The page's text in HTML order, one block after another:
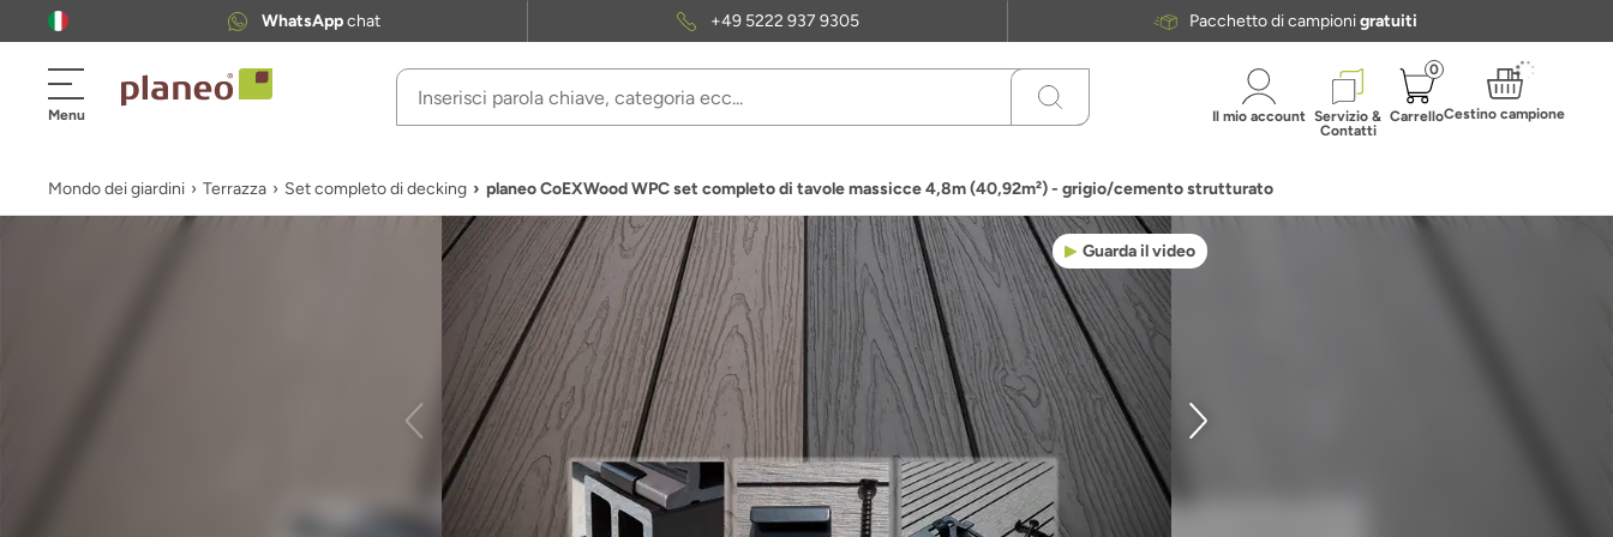
WhatsAppchat +49 5222 937 9305 Pacchetto di campionigratuiti
Menu Il mio account Servizio &
Contatti
0
CarrelloCestino campione
Mondo dei giardini Terrazza Set completo di decking planeo CoEXWood WPC set completo di tavole massicce 4,8m (40,92m²) - grigio/cemento strutturato
Guarda il video